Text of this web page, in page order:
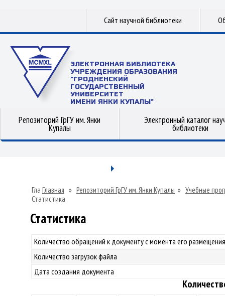
Сайт научной библиотеки
ЭЛЕКТРОННАЯ БИБЛИОТЕКА
УЧРЕЖДЕНИЯ ОБРАЗОВАНИЯ
"ГРОДНЕНСКИЙ
ГОСУДАРСТВЕННЫЙ
УНИВЕРСИТЕТ
ИМЕНИ ЯНКИ КУПАЛЫ"
Репозиторий ГрГУ им. Янки
Купалы
Электронный каталог
библиотеки
Главная » Репозиторий ГрГУ им. Янки Купалы » Учебные
Статистика
Статистика
Количество обращений к документу с момента его
Количество загрузок файла
Дата создания документа